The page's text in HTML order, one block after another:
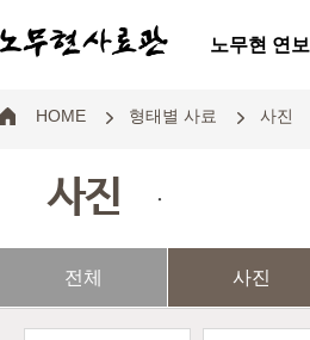
노무현 연보
HOME 형태별 사료 사진
사진 .
전체 사진